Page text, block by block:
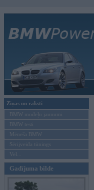
Ziņas un raksti
BMW modeļu jaunumi
BMW testi
Mēneša BMW
Sērijveida tūnings
Vel...
Gadījuma bilde